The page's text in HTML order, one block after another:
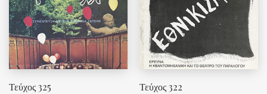
Τεύχος 325 Τεύχος 322